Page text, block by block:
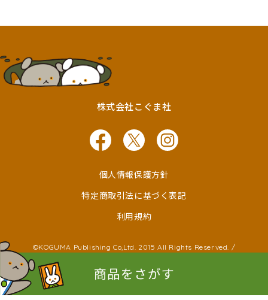
株式会社こぐま社
個人情報保護方針
特定商取引法に基づく表記
利用規約
©KOGUMA Publishing Co,Ltd. 2015 All Rights Reserved. /
©Kayako Nishimaki ©Taro Miura